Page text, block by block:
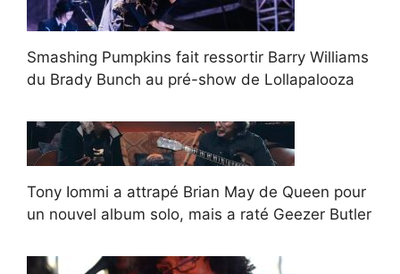
Smashing Pumpkins fait ressortir Barry Williams
du Brady Bunch au pré-show de Lollapalooza
Tony Iommi a attrapé Brian May de Queen pour
un nouvel album solo, mais a raté Geezer Butler